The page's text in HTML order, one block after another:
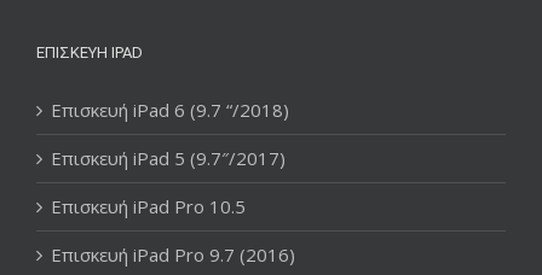
ΕΠΙΣΚΕΥΉ IPAD
Επισκευή iPad 6 (9.7 “/2018)
Επισκευή iPad 5 (9.7″/2017)
Επισκευή iPad Pro 10.5
Επισκευή iPad Pro 9.7 (2016)